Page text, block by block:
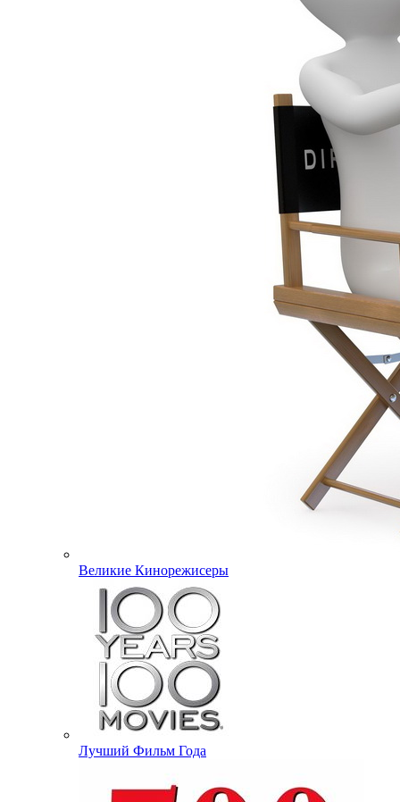
Великие Кинорежисеры
Лучший Фильм Года